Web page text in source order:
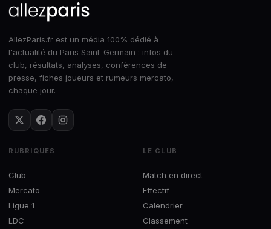
AllezParis.fr est un média 100% dédié à
l'actualité du Paris Saint-Germain : infos du
club, résultats, analyses, conférences de
presse, fiches joueurs et rumeurs mercato,
chaque jour.
RUBRIQUES
Club
Mercato
Ligue 1
LDC
LE CLUB
Match en direct
Effectif
Calendrier
Classement